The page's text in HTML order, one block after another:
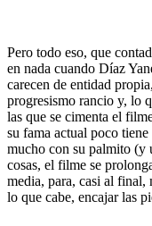
Pero todo eso, que
en nada cuando Díaz
carecen de entidad
progresismo rancio y, lo
las que se cimenta el
su fama actual poco
mucho con su palmito (y
cosas, el filme se
media, para, casi al final,
lo que cabe, encajar las